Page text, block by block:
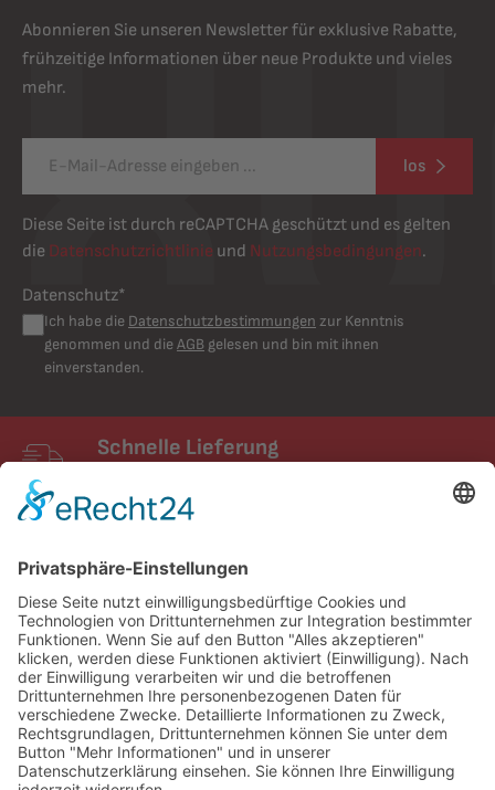
Abonnieren Sie unseren Newsletter für exklusive Rabatte,
frühzeitige Informationen über neue Produkte und vieles
mehr.
los
Diese Seite ist durch reCAPTCHA geschützt und es gelten
die Datenschutzrichtlinie und Nutzungsbedingungen.
Datenschutz*
Ich habe die Datenschutzbestimmungen zur Kenntnis
genommen und dieAGB gelesen und bin mit ihnen
einverstanden.
Schnelle Lieferung
Creative Technology GmbH
Entdecken
Service und Kontakt
Partner & Netzwerke